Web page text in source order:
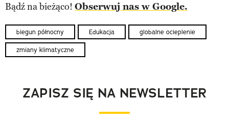
Bądź na bieżąco! Obserwuj nas w Google.
biegun północny Edukacja globalne ocieplenie
zmiany klimatyczne
ZAPISZ SIĘ NA NEWSLETTER